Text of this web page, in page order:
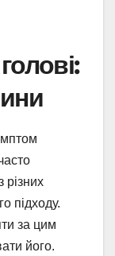
різних
підходу.
за цим
його.